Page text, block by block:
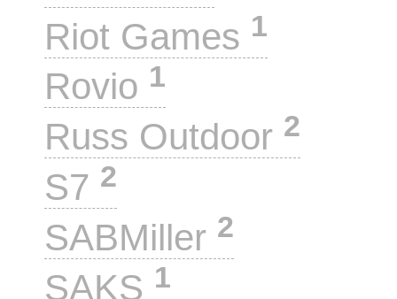
Riot Games 1
Rovio 1
Russ Outdoor 2
S7 2
SABMiller 2
SAKS 1